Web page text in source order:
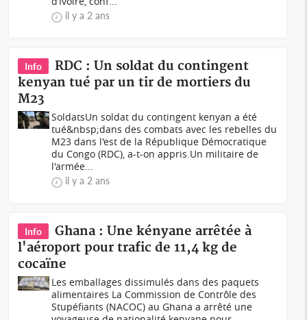
il y a 2 ans
Info
RDC : Un soldat du contingent
kenyan tué par un tir de mortiers du
M23
SoldatsUn soldat du contingent kenyan a été
tué&nbsp;dans des combats avec les rebelles du
M23 dans l'est de la République Démocratique
du Congo (RDC), a-t-on appris.Un militaire de
l'armée...
il y a 2 ans
Info
Ghana : Une kényane arrêtée à
l'aéroport pour trafic de 11,4 kg de
cocaïne
Les emballages dissimulés dans des paquets
alimentaires La Commission de Contrôle des
Stupéfiants (NACOC) au Ghana a arrêté une